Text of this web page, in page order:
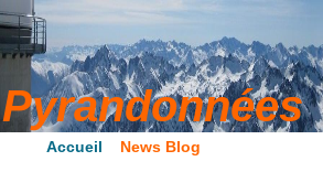
Accueil
News Blog